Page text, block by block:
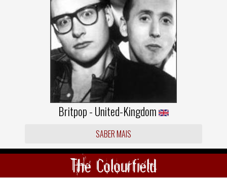
Britpop - United-Kingdom
SABER MAIS
The Colourfield